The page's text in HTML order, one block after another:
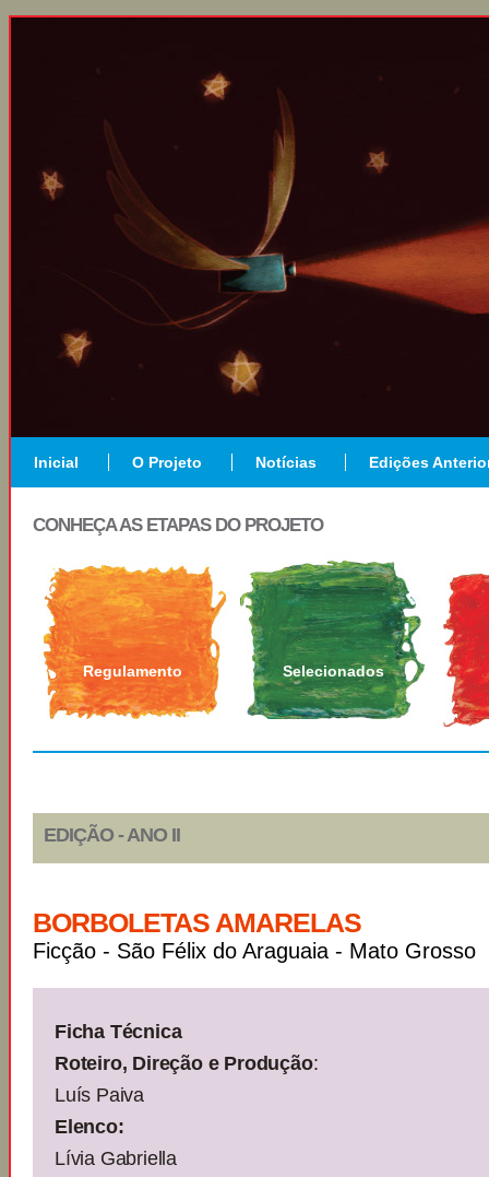
Inicial O Projeto Notícias Edições
CONHEÇA AS ETAPAS DO PROJETO
Regulamento Selecionados
EDIÇÃO - ANO II
BORBOLETAS AMARELAS
Ficção - São Félix do Araguaia - Mato Grosso
Ficha Técnica
Roteiro, Direção e Produção:
Luís Paiva
Elenco:
Lívia Gabriella